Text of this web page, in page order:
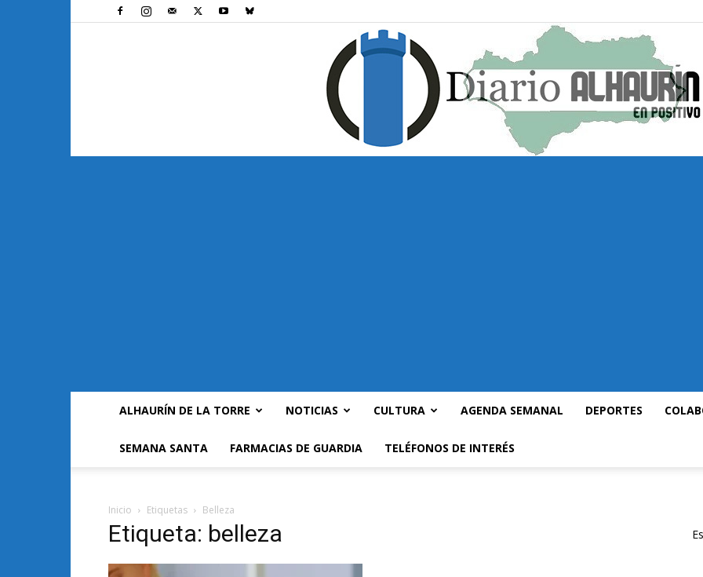
ALHAURÍN DE LA TORRE NOTICIAS CULTURA AGENDA SEMANAL DEPORTES
SEMANA SANTA FARMACIAS DE GUARDIA TELÉFONOS DE INTERÉS
Inicio Etiquetas Belleza
Etiqueta: belleza